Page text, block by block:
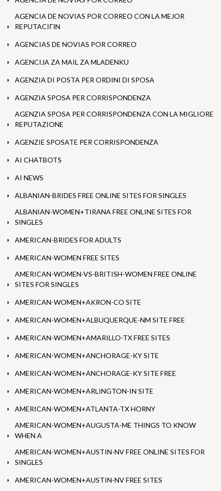
AGENCIA DE NOVIAS POR CORREO CON LA MEJOR
REPUTACIГІN
AGENCIAS DE NOVIAS POR CORREO
AGENCIJA ZA MAIL ZA MLADENKU
AGENZIA DI POSTA PER ORDINI DI SPOSA
AGENZIA SPOSA PER CORRISPONDENZA
AGENZIA SPOSA PER CORRISPONDENZA CON LA MIGLIORE
REPUTAZIONE
AGENZIE SPOSATE PER CORRISPONDENZA
AI CHATBOTS
AI NEWS
ALBANIAN-BRIDES FREE ONLINE SITES FOR SINGLES
ALBANIAN-WOMEN+TIRANA FREE ONLINE SITES FOR
SINGLES
AMERICAN-BRIDES FOR ADULTS
AMERICAN-WOMEN FREE SITES
AMERICAN-WOMEN-VS-BRITISH-WOMEN FREE ONLINE
SITES FOR SINGLES
AMERICAN-WOMEN+AKRON-CO SITE
AMERICAN-WOMEN+ALBUQUERQUE-NM SITE FREE
AMERICAN-WOMEN+AMARILLO-TX FREE SITES
AMERICAN-WOMEN+ANCHORAGE-KY SITE
AMERICAN-WOMEN+ANCHORAGE-KY SITE FREE
AMERICAN-WOMEN+ARLINGTON-IN SITE
AMERICAN-WOMEN+ATLANTA-TX HORNY
AMERICAN-WOMEN+AUGUSTA-ME THINGS TO KNOW
WHEN A
AMERICAN-WOMEN+AUSTIN-NV FREE ONLINE SITES FOR
SINGLES
AMERICAN-WOMEN+AUSTIN-NV FREE SITES